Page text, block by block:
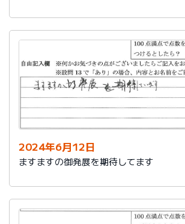
時はよろしくお願いします。
2024年6月12日
ますますの御発展を期待してます